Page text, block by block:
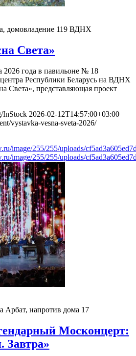
домовладение 119 ВДНХ
Света»
2026 года в павильоне № 18
Республики Беларусь на ВДНХ
Света», представляющая проект
InStock 2026-02-12T14:57:00+03:00
vystavka-vesna-sveta-2026/
image/255/255/uploads/
image/255/255/uploads/
Арбат, напротив дома 17
Москонцерт:
Завтра»